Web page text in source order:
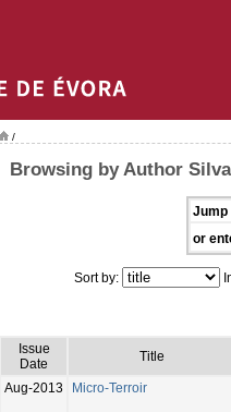
/
Browsing by Author
Jump
or
Sort by:
Issue
Date
Title
Aug-2013 Micro-Terroir